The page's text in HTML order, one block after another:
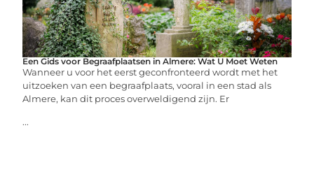
Een Gids voor Begraafplaatsen in Almere: Wat U Moet Weten
Wanneer u voor het eerst geconfronteerd wordt met het
uitzoeken van een begraafplaats, vooral in een stad als
Almere, kan dit proces overweldigend zijn. Er
...